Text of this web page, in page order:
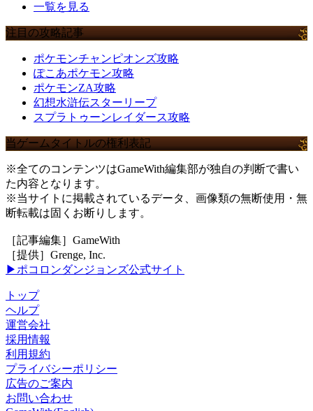
一覧を見る
注目の攻略記事
ポケモンチャンピオンズ攻略
ぽこあポケモン攻略
ポケモンZA攻略
幻想水滸伝スターリープ
スプラトゥーンレイダース攻略
当ゲームタイトルの権利表記
※全てのコンテンツはGameWith編集部が独自の判断で書い
た内容となります。
※当サイトに掲載されているデータ、画像類の無断使用・無
断転載は固くお断りします。
［記事編集］GameWith
［提供］Grenge, Inc.
▶ポコロンダンジョンズ公式サイト
トップ
ヘルプ
運営会社
採用情報
利用規約
プライバシーポリシー
広告のご案内
お問い合わせ